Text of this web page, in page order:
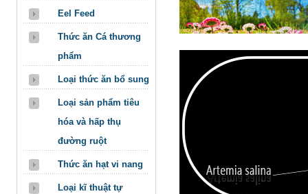
Eel Feed
Thức ăn Cá thương
phẩm
Loại thức ăn bổ sung
Loại sản phẩm tiêu
hóa và hấp thụ
đường ruột
Thức ăn hạt vi nang
Loại kĩ thuật tự